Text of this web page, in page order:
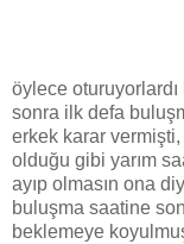
öylece oturuyorlardı
sonra ilk defa
erkek karar
olduğu gibi yarım
ayıp olmasın ona
buluşma saatine
beklemeye